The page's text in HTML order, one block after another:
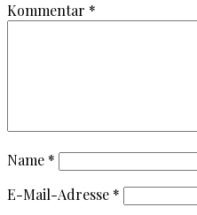
Kommentar *
Name *
E-Mail-Adresse *